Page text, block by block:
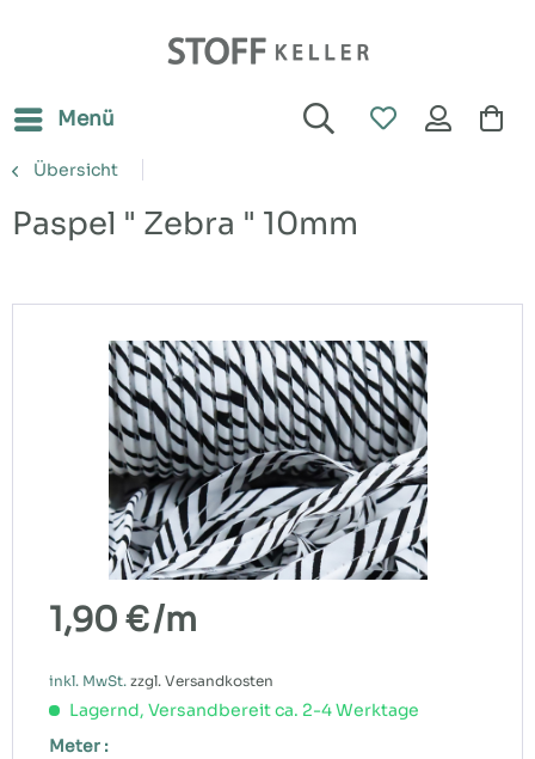
Menü
Übersicht
Paspel " Zebra " 10mm
1,90 €/m
inkl. MwSt. zzgl. Versandkosten
Lagernd, Versandbereit ca. 2-4 Werktage
Meter :